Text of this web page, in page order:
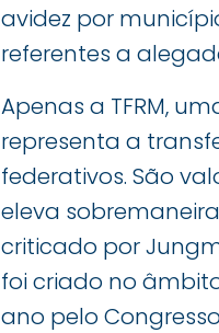
avidez por
referentes a
Apenas a TFRM,
representa a
federativos. São
eleva
criticado por
foi criado no
ano pelo